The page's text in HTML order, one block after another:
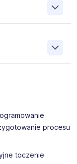
krajach, jak:
Norwegia,
Nasz zespół
którzy
procesu
toczenie